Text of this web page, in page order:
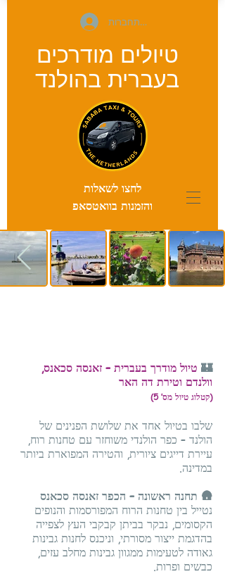
להתחברות
טיולים מודרכים
בעברית בהולנד
לחצו לשאלות
והזמנות בוואטסאפ
🏰 טיול מודרך בעברית – זאנסה סכאנס,
וולנדם וטירת דה האר
(קטלוג טיול מס’ 5)
שלבו בטיול אחד את שלושת הפנינים של
הולנד – כפר הולנדי משוחזר עם טחנות רוח,
עיירת דייגים ציורית, והטירה המפוארת ביותר
במדינה.
🛖 תחנה ראשונה – הכפר זאנסה סכאנס
נטייל בין טחנות הרוח המפורסמות והנופים
הקסומים, נבקר בביתן קבקבי העץ לצפייה
בהדגמת ייצור מסורתי, וניכנס לחנות גבינות
גאודה לטעימות ממגוון גבינות מחלב עזים,
כבשים ופרות.